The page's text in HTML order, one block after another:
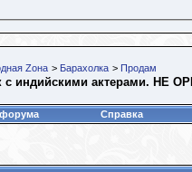
Zона > Барахолка > Продам
с индийскими актерами. НЕ
Справка